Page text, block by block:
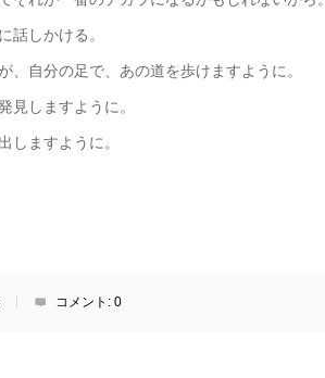
話しかける。
、自分の足で、あの道を歩けますように。
見しますように。
しますように。
コメント: 0